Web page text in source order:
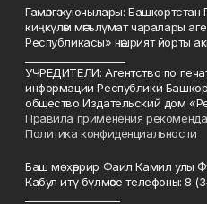
Гамәлгә куючылары:
киңкүләм мәгълүмат чаралары
Республикасы» нәшрият йорты
УЧРЕДИТЕЛИ: Агентство по
информации Республики
общество Издательский дом
Правила применения
Политика конфиденциальности
Баш мөхәррир Фаил Камил улы
Кабул итү бүлмәсе телефоны: 8